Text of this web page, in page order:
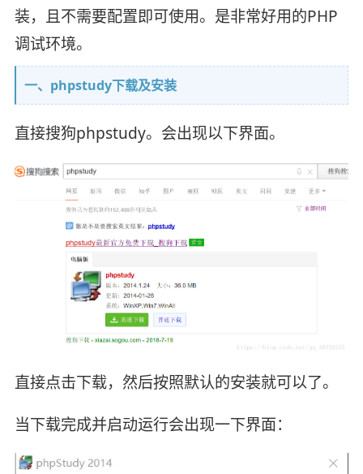
装，且不需要配置即可使用。是非常好用的PHP
调试环境。
一、phpstudy下载及安装
直接搜狗phpstudy。会出现以下界面。
直接点击下载，然后按照默认的安装就可以了。
当下载完成并启动运行会出现一下界面：